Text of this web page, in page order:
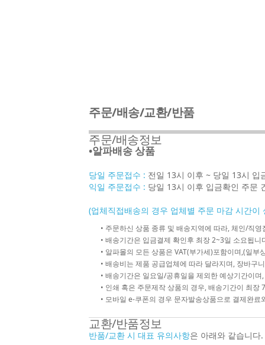
주문/배송/교환/반품
주문/배송정보
•알파배송 상품
당일 주문접수 : 전일 13시 이후 ~ 당일 13시 입
익일 주문접수 : 당일 13시 이후 입금확인 주문
(업체직접배송의 경우 업체별 주문 마감 시간이
• 주문하신 상품 종류 및 배송지역에 따라, 체인/직
• 배송기간은 입금결제 확인후 최장 2~3일 소요됩
• 알파몰의 모든 상품은 VAT(부가세)포함이며,(일
• 배송비는 제품 공급업체에 따라 달라지며, 장바구
• 배송기간은 일요일/공휴일을 제외한 예상기간이
• 인쇄 혹은 주문제작 상품의 경우, 배송기간이 최장
• 모바일 e-쿠폰의 경우 문자발송상품으로 결제완
교환/반품정보
반품/교환 시 대표 유의사항은 아래와 같습니다.